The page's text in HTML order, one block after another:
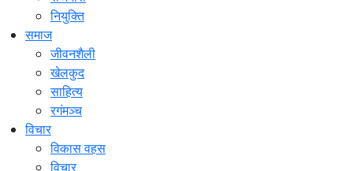
नियुक्ति
समाज
जीवनशैली
खेलकुद
साहित्य
रगंमञ्च
विचार
विकास वहस
विचार